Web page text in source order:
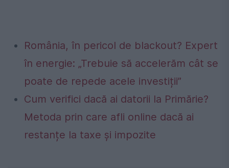
România, în pericol de blackout? Expert
în energie: „Trebuie să accelerăm cât se
poate de repede acele investiții”
Cum verifici dacă ai datorii la Primărie?
Metoda prin care afli online dacă ai
restanțe la taxe și impozite